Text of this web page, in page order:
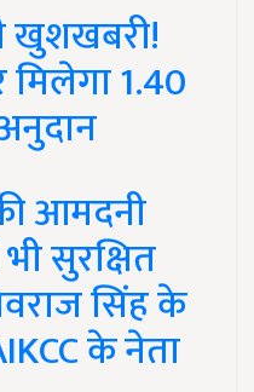
खुशखबरी!
मिलेगा 1.40
आमदनी
सुरक्षित
सिंह के
के नेता